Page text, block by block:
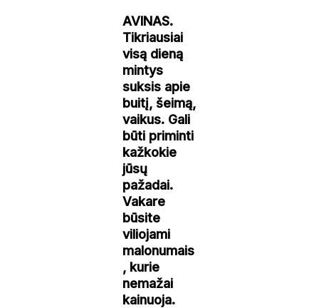
AVINAS.
Tikriausiai
visą dieną
mintys
suksis apie
buitį, šeimą,
vaikus. Gali
būti priminti
kažkokie
jūsų
pažadai.
Vakare
būsite
viliojami
malonumais
, kurie
nemažai
kainuoja.